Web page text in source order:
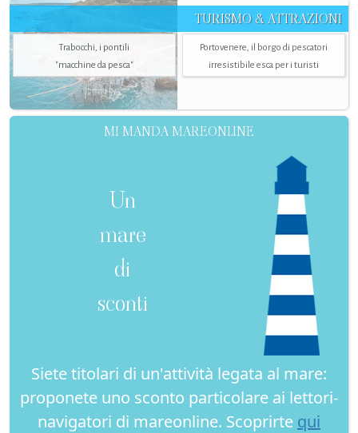
TURISMO & ATTRAZIONI
Trabocchi, i pontili
"macchine da pesca"
Portovenere, il borgo di pescatori
irresistibile esca per i turisti
MI MANDA MAREONLINE
Un
mare
di
sconti
Siete titolari di un'attività legata al mare:
proponete uno sconto particolare ai lettori-
navigatori di mareonline. Scoprirte qui